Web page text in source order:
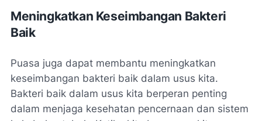
Meningkatkan Keseimbangan Bakteri
Baik
Puasa juga dapat membantu meningkatkan
keseimbangan bakteri baik dalam usus kita.
Bakteri baik dalam usus kita berperan penting
dalam menjaga kesehatan pencernaan dan sistem